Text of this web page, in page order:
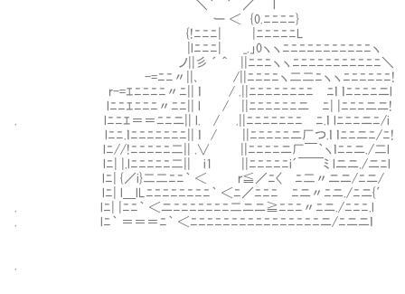
＼｀￣´ ／ l
ー ＜ {0.ﾆﾆﾆﾆ}
{!ﾆﾆﾆ| |ﾆﾆﾆﾆﾆL
|lﾆﾆﾆ| _.」0ヽヽﾆﾆﾆﾆﾆﾆﾆﾆﾆﾆﾆヽ
ノ||彡 ´ ＾ ||ﾆﾆﾆヽヽﾆﾆﾆﾆﾆﾆﾆﾆﾆﾆﾆ＼
-=ﾆﾆ〃||､ /||ﾆﾆﾆﾆヽ二二ﾆヽヽﾆﾆﾆﾆﾆﾆ!
r-=ｴﾆﾆﾆﾆ〃ﾆ|| ｌ / .||ﾆﾆﾆﾆﾆﾆﾆﾆⅧﾆｌ ｌﾆﾆﾆﾆニl
lﾆﾆｴﾆﾆﾆ〃ﾆﾆ|| l / ||ﾆﾆﾆﾆﾆﾆニⅦﾆ| |ﾆﾆﾆニニ!
. lﾆﾆｴ＝＝ﾆﾆニ|| l. / .||ﾆﾆﾆﾆﾆﾆﾆⅦﾆ.ｌ lﾆﾆﾆニﾆ/i
lﾆﾆ.ｌﾆﾆﾆﾆﾆﾆﾆ|| ｌ / ||ﾆﾆﾆﾆﾆニ厂つ.ｌ ｌﾆﾆニﾆ/ﾆ!
lﾆ//!ﾆﾆﾆﾆﾆ二|| .∨ ||ﾆﾆﾆﾆニ厂￣｀ヽｌﾆﾆニ./二l
lﾆ| |.lﾆﾆﾆﾆﾆ二|| i1 ||ﾆﾆﾆﾆﾆi´￣￣ﾐ lニニ./ニﾆl
lﾆ| {／i}二二ﾆﾆ｀ ＜ ｒ≦／ﾆ〈Ⅶﾆ二〃ニニ/ﾆニ/
lﾆ| l＿lLﾆﾆﾆﾆﾆﾆﾆﾆ｀ ＜ﾆ／ﾆﾆﾆⅦﾆニ〃ﾆニ./ﾆニ{′
. lﾆ| |ﾆﾆ｀ ＜ニﾆﾆﾆﾆﾆﾆﾆ二ニニ≧ﾆﾆﾆ〃ﾆニ./ﾆﾆﾆ.l
. lﾆ｀ ＝＝＝ﾆ｀ ＜ﾆﾆﾆﾆﾆﾆﾆﾆﾆﾆﾆﾆﾆﾆﾆﾆニ/ﾆニニｌ